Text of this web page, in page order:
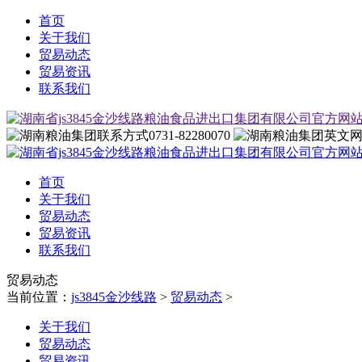
首页
关于我们
贸易动态
贸易资讯
联系我们
0731-82280070
首页
关于我们
贸易动态
贸易资讯
联系我们
贸易动态
当前位置： js3845金沙线路 > 贸易动态 >
关于我们
贸易动态